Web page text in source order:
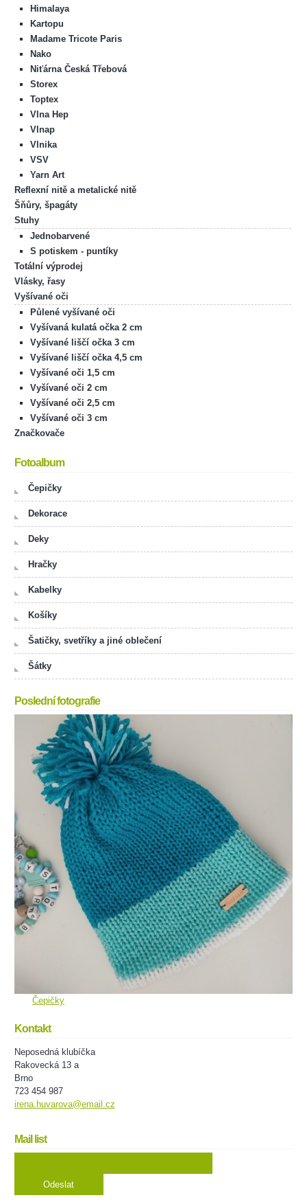
Himalaya
Kartopu
Madame Tricote Paris
Nako
Niťárna Česká Třebová
Storex
Toptex
Vlna Hep
Vlnap
Vlnika
VSV
Yarn Art
Reflexní nitě a metalické nitě
Šňůry, špagáty
Stuhy
Jednobarvené
S potiskem - puntíky
Totální výprodej
Vlásky, řasy
Vyšívané oči
Půlené vyšívané oči
Vyšívaná kulatá očka 2 cm
Vyšívané liščí očka 3 cm
Vyšívané liščí očka 4,5 cm
Vyšívané oči 1,5 cm
Vyšívané oči 2 cm
Vyšívané oči 2,5 cm
Vyšívané oči 3 cm
Značkovače
Fotoalbum
Čepičky
Dekorace
Deky
Hračky
Kabelky
Košíky
Šatičky, svetříky a jiné oblečení
Šátky
Poslední fotografie
Čepičky
Kontakt
Neposedná klubíčka
Rakovecká 13 a
Brno
723 454 987
irena.huvarova@email.cz
Mail list